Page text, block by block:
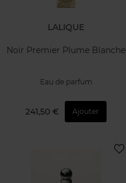
LALIQUE
Noir Premier Plume Blanche
Eau de parfum
241,50 € Ajouter